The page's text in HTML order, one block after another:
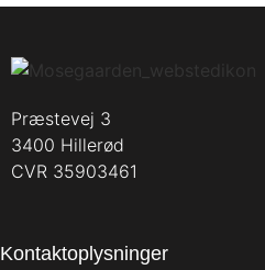
Præstevej 3
3400 Hillerød
CVR 35903461
Kontaktoplysninger